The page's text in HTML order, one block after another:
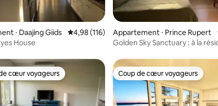
la base de 6 commentaires : 4,5 sur 5
⋅ Daajing Giids Évaluation moyenne sur la base de 116
4,98 (116)
House
Appartement ⋅ Prince Rupert
Golden Sky Sanctuary : à la
cœur voyageurs les plus appréciés
cœur voyageurs Coup de cœur voyageurs
Coup de cœur voyageurs